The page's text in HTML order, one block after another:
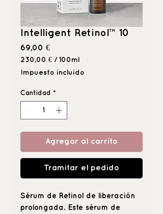
Intelligent Retinol™ 10
69,00 €Precio
230,00 € / 100ml
230,00 €
por
Mililitro
Impuesto incluido
Cantidad *
Agregar al carrito
Tramitar el pedido
Sérum de Retinol de liberación
prolongada. Este sérum de